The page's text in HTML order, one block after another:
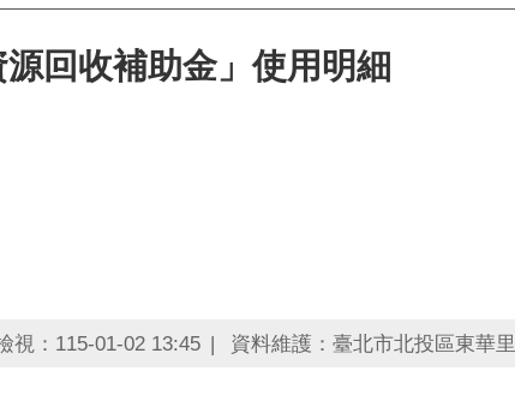
回收補助金」使用明細
視：115-01-02 13:45 資料維護：臺北市北投區東華里